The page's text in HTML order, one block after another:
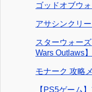
ゴッドオブウ
アサシンクリ
スターウォー
Wars Outlaws】
モナーク 攻略
【PS5ゲーム